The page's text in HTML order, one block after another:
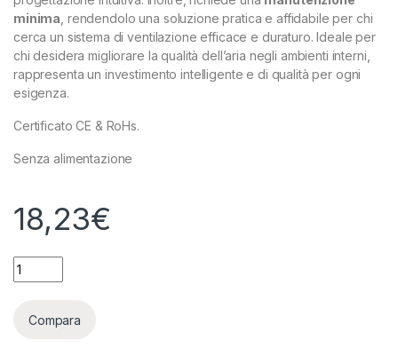
minima , rendendolo una soluzione pratica e affidabile per chi
cerca un sistema di ventilazione efficace e duraturo. Ideale per
chi desidera migliorare la qualità dell’aria negli ambienti interni,
rappresenta un investimento intelligente e di qualità per ogni
esigenza.
Certificato CE & RoHs.
Senza alimentazione
18,23€
ASPIRATORE BLACK ORCHID AXIAL FLO Ø125 - PORTATA
Compara